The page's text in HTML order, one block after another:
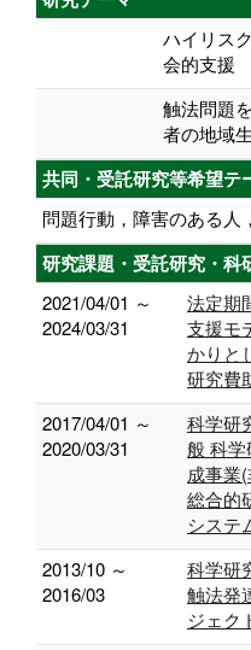
ハイリス
会的支援
触法問題
者の地域
共同・受託研究等希望テ
問題行動，障害のある人
研究課題・受託研究・科
2021/04/01 ～
2024/03/31
法定期
支援モ
かりと
研究費
2017/04/01 ～
2020/03/31
科学研
般 科
成事業
総合的
システ
2013/10 ～
2016/03
科学研
触法発
ジェク